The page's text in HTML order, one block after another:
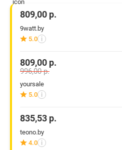
809,00 р.
9watt.by
5.0 i
809,00 р.
996,00р.
yoursale
5.0 i
835,53 р.
teono.by
4.0 i